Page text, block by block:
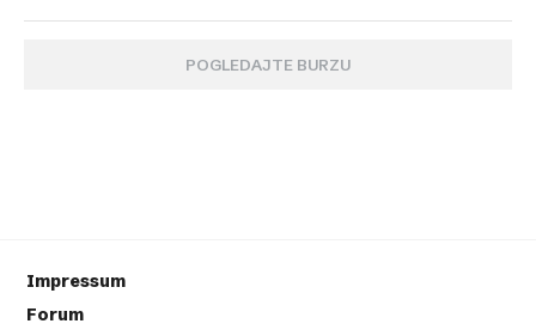
POGLEDAJTE BURZU
Impressum
Forum